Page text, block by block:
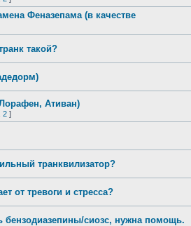
Феназепама (в качестве
такой?
Ативан)
2]
транквилизатор?
от тревоги и стресса?
бензодиазепины/сиозс, нужна помощь.